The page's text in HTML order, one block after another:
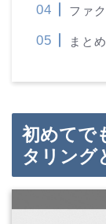
ファ
まとめ
初めてで
タリング